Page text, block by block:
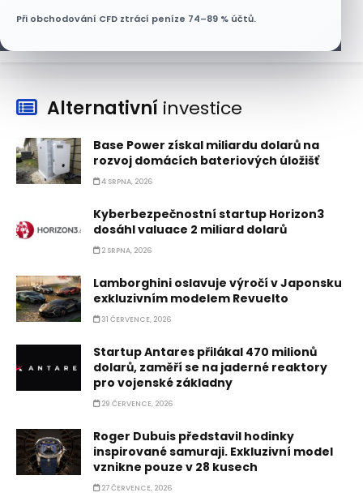
Při obchodování CFD ztrácí peníze 74–89 % účtů.
Alternativní investice
Base Power získal miliardu dolarů na
rozvoj domácích bateriových úložišť
4 SRPNA, 2026
Kyberbezpečnostní startup Horizon3
dosáhl valuace 2 miliard dolarů
2 SRPNA, 2026
Lamborghini oslavuje výročí v Japonsku
exkluzivním modelem Revuelto
31 ČERVENCE, 2026
Startup Antares přilákal 470 milionů
dolarů, zaměří se na jaderné reaktory
pro vojenské základny
29 ČERVENCE, 2026
Roger Dubuis představil hodinky
inspirované samuraji. Exkluzivní model
vznikne pouze v 28 kusech
27 ČERVENCE, 2026